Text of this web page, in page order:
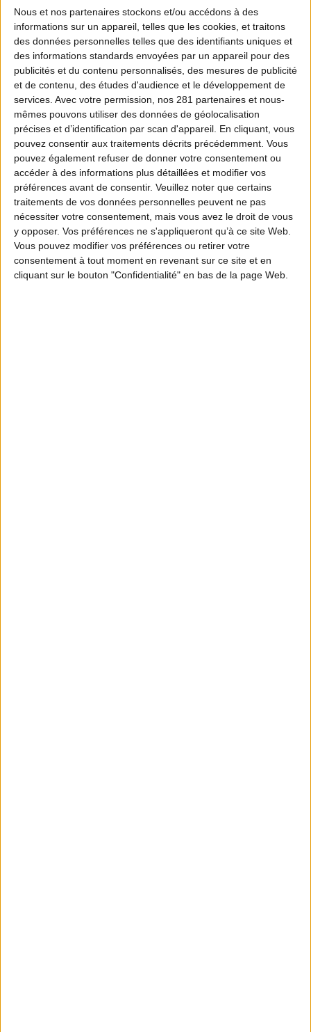
Nous et nos partenaires stockons et/ou accédons à des
informations sur un appareil, telles que les cookies, et traitons
des données personnelles telles que des identifiants uniques et
des informations standards envoyées par un appareil pour des
publicités et du contenu personnalisés, des mesures de publicité
et de contenu, des études d'audience et le développement de
services. Avec votre permission, nos 281 partenaires et nous-
mêmes pouvons utiliser des données de géolocalisation
précises et d’identification par scan d'appareil. En cliquant, vous
pouvez consentir aux traitements décrits précédemment. Vous
pouvez également refuser de donner votre consentement ou
accéder à des informations plus détaillées et modifier vos
préférences avant de consentir. Veuillez noter que certains
traitements de vos données personnelles peuvent ne pas
nécessiter votre consentement, mais vous avez le droit de vous
y opposer. Vos préférences ne s'appliqueront qu’à ce site Web.
Vous pouvez modifier vos préférences ou retirer votre
consentement à tout moment en revenant sur ce site et en
cliquant sur le bouton "Confidentialité" en bas de la page Web.